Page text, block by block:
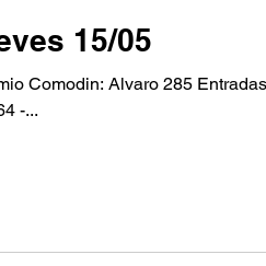
15/05
Alvaro 285 Entradas
-...